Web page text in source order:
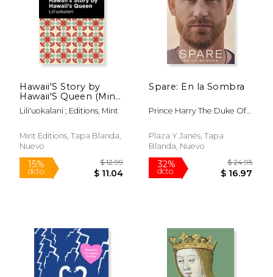
Hawaii'S Story by
Hawaii'S Queen (Mint
Editions) (en Inglés)
Lili'uokalani ; Editions, Mint
Mint Editions, Tapa Blanda,
Nuevo
15%
Spare: En la Sombra
Prince Harry The Duke Of
Plaza Y Janés, Tapa
Blanda, Nuevo
32%